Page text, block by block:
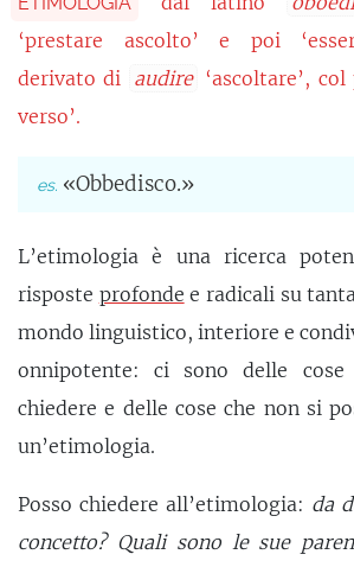
‘prestare ascolto’ e poi
derivato di audire ‘ascoltare’,
verso’.
«Obbedisco.»
L’etimologia è una ricerca
risposte profonde e radicali su
mondo linguistico, interiore e
onnipotente: ci sono delle cose
chiedere e delle cose che non si
un’etimologia.
Posso chiedere all’etimologia: da
concetto? Quali sono le sue